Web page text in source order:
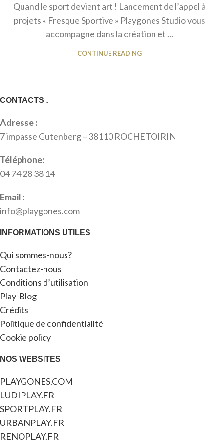
Quand le sport devient art ! Lancement de l’appel à
projets « Fresque Sportive » Playgones Studio vous
accompagne dans la création et ...
CONTINUE READING
CONTACTS :
Adresse :
7 impasse Gutenberg – 38110 ROCHETOIRIN
Téléphone:
04 74 28 38 14
Email :
info@playgones.com
INFORMATIONS UTILES
Qui sommes-nous?
Contactez-nous
Conditions d’utilisation
Play-Blog
Crédits
Politique de confidentialité
Cookie policy
NOS WEBSITES
PLAYGONES.COM
LUDIPLAY.FR
SPORTPLAY.FR
URBANPLAY.FR
RENOPLAY.FR